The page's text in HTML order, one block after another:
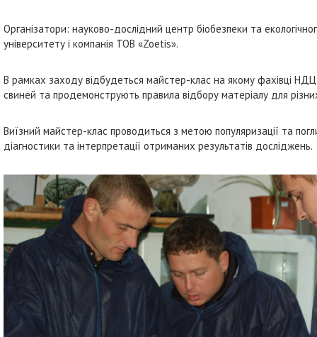
Організатори: науково-дослідний центр біобезпеки та
університету і компанія ТОВ «Zoetis».
В рамках заходу відбудеться майстер-клас на якому фахівці
свиней та продемонструють правила відбору матеріалу для
Виїзний майстер-клас проводиться з метою популяризації та
діагностики та інтерпретації отриманих результатів досліджень.